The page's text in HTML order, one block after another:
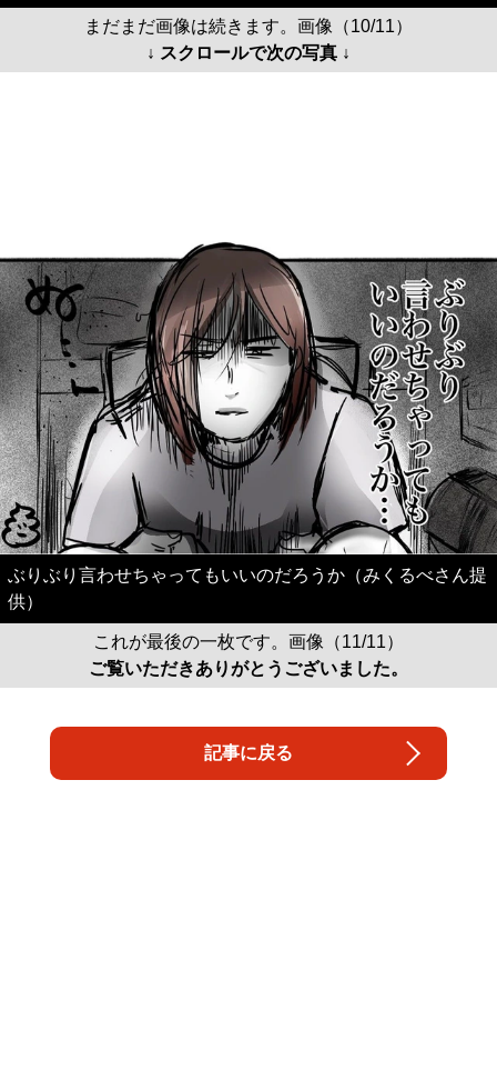
まだまだ画像は続きます。画像（10/11）
↓ スクロールで次の写真 ↓
ぶりぶり言わせちゃってもいいのだろうか（みくるべさん提
供）
これが最後の一枚です。画像（11/11）
ご覧いただきありがとうございました。
記事に戻る